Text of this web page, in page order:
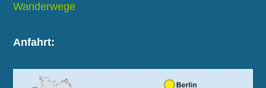
Wanderwege
Anfahrt: